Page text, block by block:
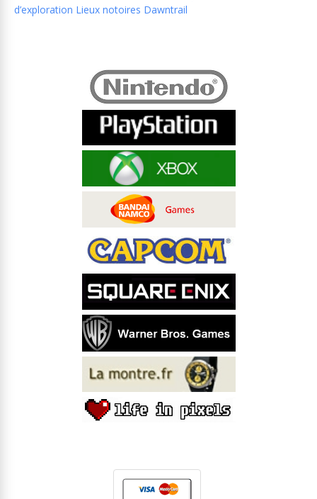
d’exploration Lieux notoires Dawntrail